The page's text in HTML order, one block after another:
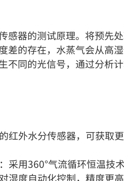
感器的测试原理。将预先
差的存在，水蒸气会从高
不同的光信号，通过分析
红外水分传感器，可获取
采用360°气流循环恒温技
湿度自动化控制，精度更